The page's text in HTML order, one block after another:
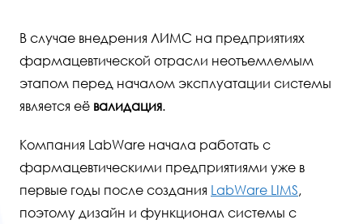
В случае внедрения ЛИМС на предприятиях
фармацевтической отрасли неотъемлемым
этапом перед началом эксплуатации системы
является её валидация.
Компания LabWare начала работать с
фармацевтическими предприятиями уже в
первые годы после создания LabWare LIMS,
поэтому дизайн и функционал системы с